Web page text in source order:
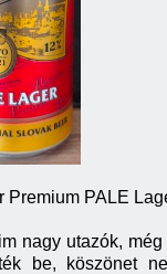
Premium PALE
nagy utazók,
be, köszönet